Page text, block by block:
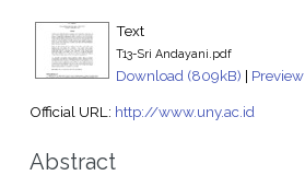
Text
T13-Sri Andayani.pdf
Download (809kB) | Preview
Official URL: http://www.uny.ac.id
Abstract